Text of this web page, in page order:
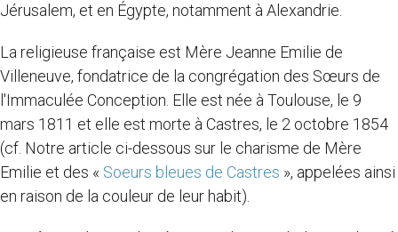
Jérusalem, et en Égypte, notamment à Alexandrie.
La religieuse française est Mère Jeanne Emilie de
Villeneuve, fondatrice de la congrégation des Sœurs de
l'Immaculée Conception. Elle est née à Toulouse, le 9
mars 1811 et elle est morte à Castres, le 2 octobre 1854
(cf. Notre article ci-dessous sur le charisme de Mère
Emilie et des « Soeurs bleues de Castres », appelées ainsi
en raison de la couleur de leur habit).